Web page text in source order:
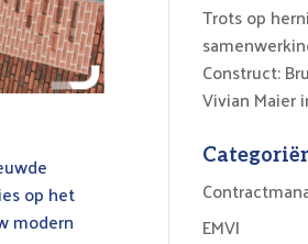
op het
modern
Trots op
Construct:
Vivian Maier
EMVI